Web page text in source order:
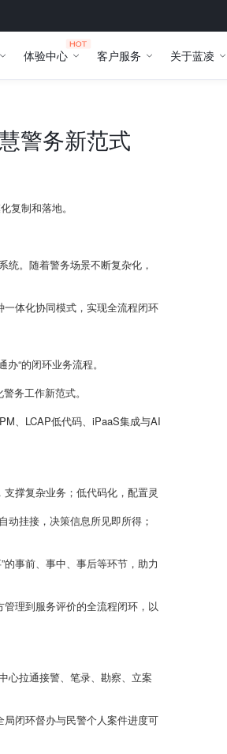
体验中心 客户服务 关于蓝凌
警务新范式
复制和落地。
统。随着警务场景不断复杂化，
一体化协同模式，实现全流程闭环
“的闭环业务流程。
务工作新范式。
、LCAP低代码、iPaaS集成与AI
撑复杂业务；低代码化，配置灵
动挂接，决策信息所见即所得；
的事前、事中、事后等环节，助力
管理到服务评价的全流程闭环，以
心拉通接警、笔录、勘察、立案
闭环督办与民警个人案件进度可